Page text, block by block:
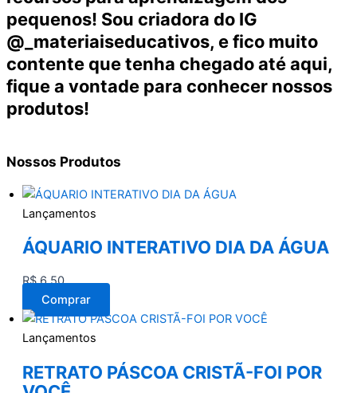
pequenos! Sou criadora do IG
@_materiaiseducativos, e fico muito
contente que tenha chegado até aqui,
fique a vontade para conhecer nossos
produtos!
Nossos Produtos
Lançamentos
ÁQUARIO INTERATIVO DIA DA ÁGUA
R$6,50
Comprar
Lançamentos
RETRATO PÁSCOA CRISTÃ-FOI POR